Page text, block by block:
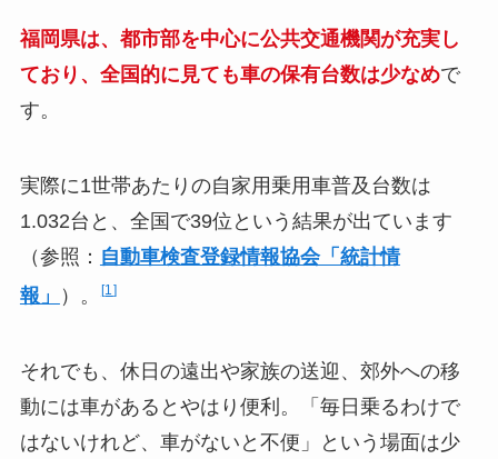
福岡県は、都市部を中心に公共交通機関が充実し
ており、全国的に見ても車の保有台数は少なめで
す。
実際に1世帯あたりの自家用乗用車普及台数は
1.032台と、全国で39位という結果が出ています
（参照： 自動車検査登録情報協会「統計情
報」
）。 1
それでも、休日の遠出や家族の送迎、郊外への移
動には車があるとやはり便利。「毎日乗るわけで
はないけれど、車がないと不便」という場面は少